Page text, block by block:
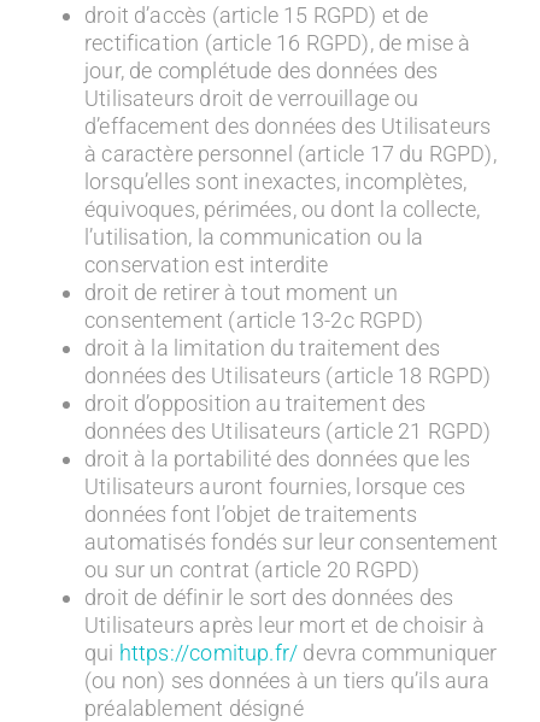
droit d’accès (article 15 RGPD) et de
rectification (article 16 RGPD), de mise à
jour, de complétude des données des
Utilisateurs droit de verrouillage ou
d’effacement des données des Utilisateurs
à caractère personnel (article 17 du RGPD),
lorsqu’elles sont inexactes, incomplètes,
équivoques, périmées, ou dont la collecte,
l’utilisation, la communication ou la
conservation est interdite
droit de retirer à tout moment un
consentement (article 13-2c RGPD)
droit à la limitation du traitement des
données des Utilisateurs (article 18 RGPD)
droit d’opposition au traitement des
données des Utilisateurs (article 21 RGPD)
droit à la portabilité des données que les
Utilisateurs auront fournies, lorsque ces
données font l’objet de traitements
automatisés fondés sur leur consentement
ou sur un contrat (article 20 RGPD)
droit de définir le sort des données des
Utilisateurs après leur mort et de choisir à
qui https://comitup.fr/ devra communiquer
(ou non) ses données à un tiers qu’ils aura
préalablement désigné